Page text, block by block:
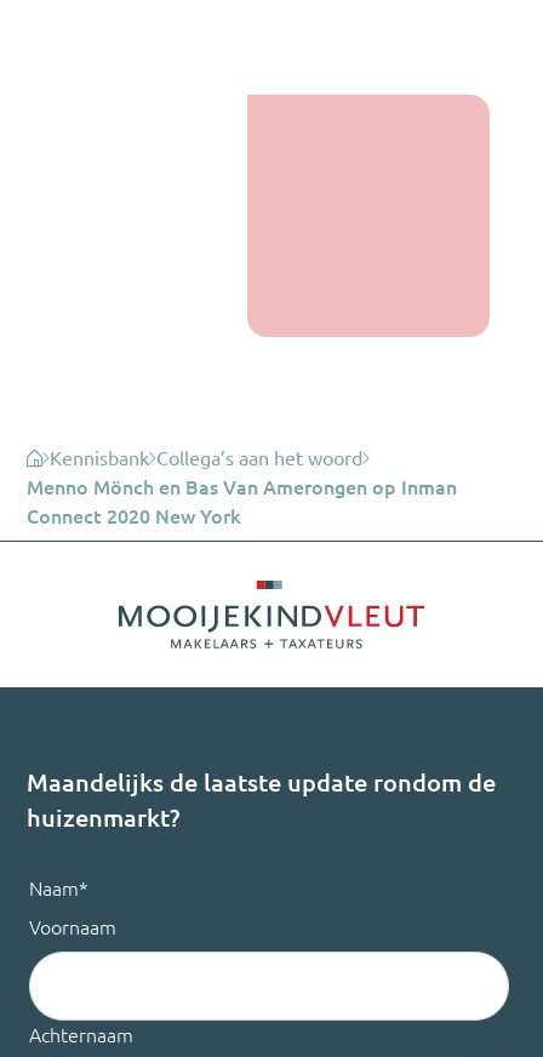
Kennisbank Collega’s aan het woord
Menno Mönch en Bas Van Amerongen op Inman
Connect 2020 New York
Maandelijks de laatste update rondom de
huizenmarkt?
Naam*
Voornaam
Achternaam